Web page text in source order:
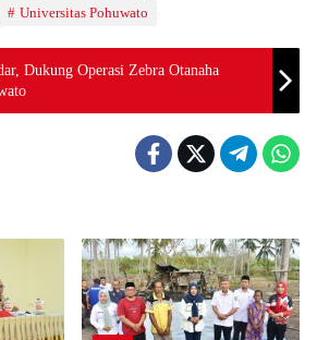
Universitas Pohuwato
Dukung Operasi Zebra Otanaha